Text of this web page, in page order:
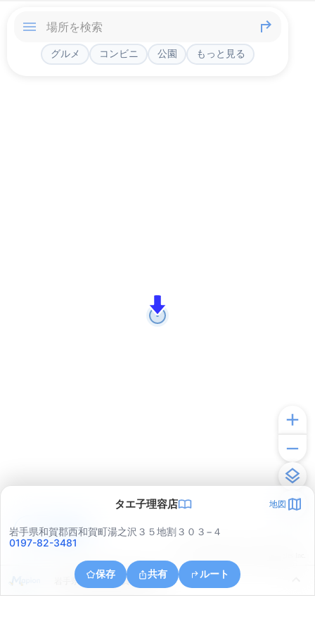
グルメ コンビニ 公園 もっと見る
タエ子理容店 地図
岩手県和賀郡西和賀町湯之沢３５地割３０３−４
0197-82-3481
保存 共有 ルート
岩手県和賀郡西和賀町湯之沢
アプリで見る